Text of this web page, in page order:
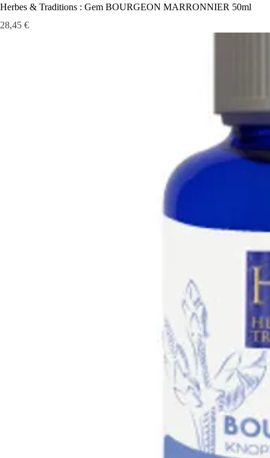
Herbes & Traditions : Gem BOURGEON MARRONNIER 50ml
Prix
28,45 €